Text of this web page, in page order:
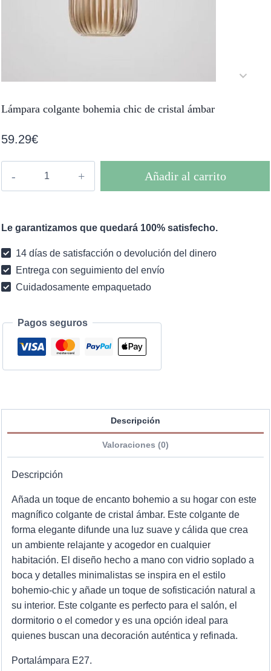
Lámpara colgante bohemia chic de cristal ámbar
59.29€
de
ámbar
cantidad
Añadir al carrito
Le garantizamos que quedará 100% satisfecho.
14 días de satisfacción o devolución del dinero
Entrega con seguimiento del envío
Cuidadosamente empaquetado
Pagos seguros
Descripción
Valoraciones (0)
Descripción
Añada un toque de encanto bohemio a su hogar con este
magnífico colgante de cristal ámbar. Este colgante de
forma elegante difunde una luz suave y cálida que crea
un ambiente relajante y acogedor en cualquier
habitación. El diseño hecho a mano con vidrio soplado a
boca y detalles minimalistas se inspira en el estilo
bohemio-chic y añade un toque de sofisticación natural a
su interior. Este colgante es perfecto para el salón, el
dormitorio o el comedor y es una opción ideal para
quienes buscan una decoración auténtica y refinada.
Portalámpara E27.